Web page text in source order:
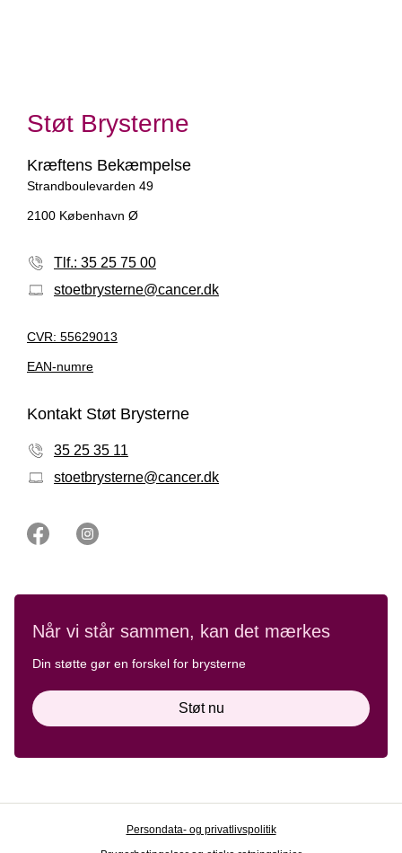
Støt Brysterne
Kræftens Bekæmpelse
Strandboulevarden 49
2100 København Ø
Tlf.: 35 25 75 00
stoetbrysterne@cancer.dk
CVR: 55629013
EAN-numre
Kontakt Støt Brysterne
35 25 35 11
stoetbrysterne@cancer.dk
Når vi står sammen, kan det mærkes
Din støtte gør en forskel for brysterne
Støt nu
Persondata- og privatlivspolitik